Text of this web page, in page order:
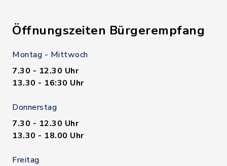
Öffnungszeiten Bürgerempfang
Montag - Mittwoch
7.30 - 12.30 Uhr
13.30 - 16:30 Uhr
Donnerstag
7.30 - 12.30 Uhr
13.30 - 18.00 Uhr
Freitag